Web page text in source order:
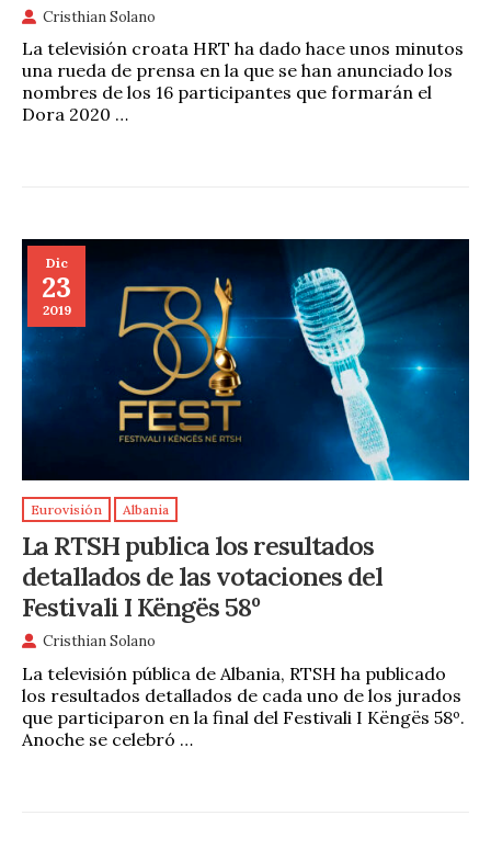
Cristhian Solano
La televisión croata HRT ha dado hace unos minutos
una rueda de prensa en la que se han anunciado los
nombres de los 16 participantes que formarán el
Dora 2020 …
Dic
23
2019
Eurovisión Albania
La RTSH publica los resultados
detallados de las votaciones del
Festivali I Këngës 58º
Cristhian Solano
La televisión pública de Albania, RTSH ha publicado
los resultados detallados de cada uno de los jurados
que participaron en la final del Festivali I Këngës 58º.
Anoche se celebró …